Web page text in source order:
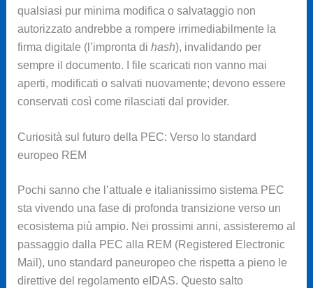
qualsiasi pur minima modifica o salvataggio non
autorizzato andrebbe a rompere irrimediabilmente la
firma digitale (l’impronta di hash), invalidando per
sempre il documento. I file scaricati non vanno mai
aperti, modificati o salvati nuovamente; devono essere
conservati così come rilasciati dal provider.
Curiosità sul futuro della PEC: Verso lo standard
europeo REM
Pochi sanno che l’attuale e italianissimo sistema PEC
sta vivendo una fase di profonda transizione verso un
ecosistema più ampio. Nei prossimi anni, assisteremo al
passaggio dalla PEC alla REM (Registered Electronic
Mail), uno standard paneuropeo che rispetta a pieno le
direttive del regolamento eIDAS. Questo salto